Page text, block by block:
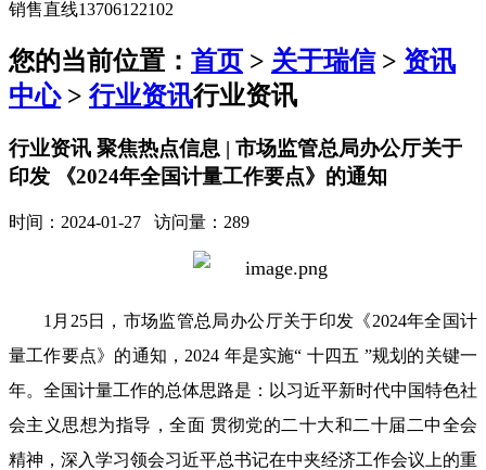
销售直线13706122102
您的当前位置： 首页 > 关于瑞信> 资讯
中心> 行业资讯行业资讯
行业资讯 聚焦热点信息 | 市场监管总局办公厅关于
印发 《2024年全国计量工作要点》的通知
时间：2024-01-27 访问量：289
1月25日，市场监管总局办公厅关于印发《2024年全国计
量工作要点》的通知， 2024 年是实施“ 十四五 ”规划的关键一
年。全国计量工作的总体思路是：以习近平新时代中国特色社
会主义思想为指导，全面 贯彻党的二十大和二十届二中全会
精神，深入学习领会习近平总书记在中夹经济工作会议上的重